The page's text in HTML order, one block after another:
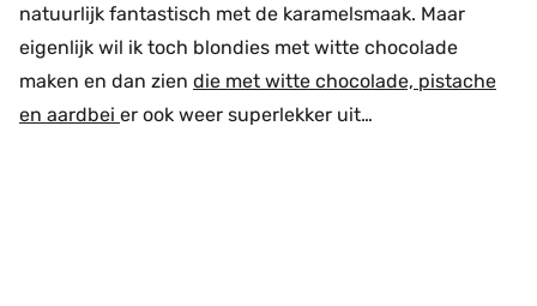
natuurlijk fantastisch met de karamelsmaak. Maar
eigenlijk wil ik toch blondies met witte chocolade
maken en dan zien die met witte chocolade, pistache
en aardbei er ook weer superlekker uit…